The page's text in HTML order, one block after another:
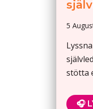
5
stötta
🎧